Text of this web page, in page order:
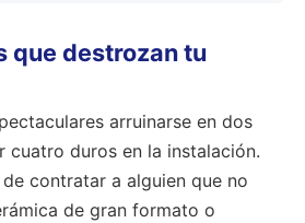
que destrozan tu
arruinarse en dos
cuatro duros en la instalación.
contratar a alguien que no
de gran formato o